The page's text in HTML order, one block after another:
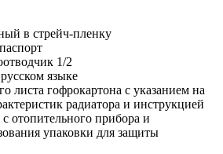
в стрейч-пленку
1/2
языке
листа гофрокартона с указанием на
радиатора и инструкцией
отопительного прибора и
упаковки для защиты